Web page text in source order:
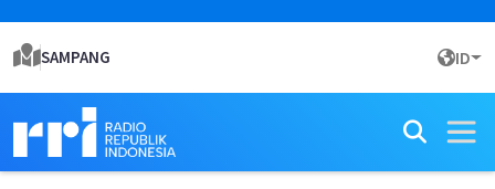
SAMPANG ID